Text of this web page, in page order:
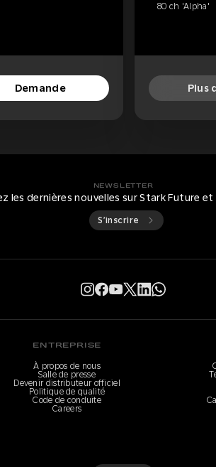
Demande
80 ch 'Alpha'
Plus
NEWSLETTER
les dernières nouvelles sur Stark Future
S’inscrire
ENTREPRISE
À propos de nous
Salle de presse
Devenir distributeur officiel
Politique de qualité
Code de conduite
Careers